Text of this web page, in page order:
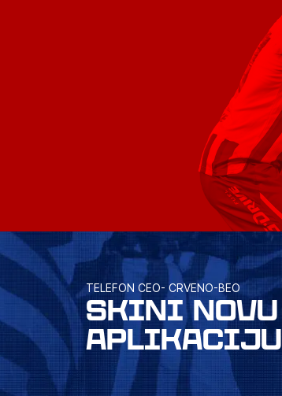
TELEFON CEO- CRVENO-BEO
SKINI NOVU
APLIKACIJU